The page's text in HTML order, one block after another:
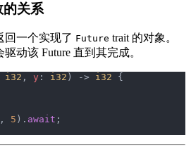
的关系
回一个实现了 Future trait 的对象。
驱动该 Future 直到其完成。
i32 , y : i32 ) -> i32 {
, 5 ). await ;